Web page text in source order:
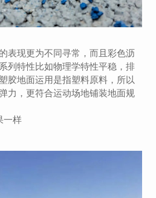
表现更为不同寻常，而且彩色沥
列特性比如物理学特性平稳，排
胶地面运用是指塑料原料，所以
力，更符合运动场地铺装地面规
一样